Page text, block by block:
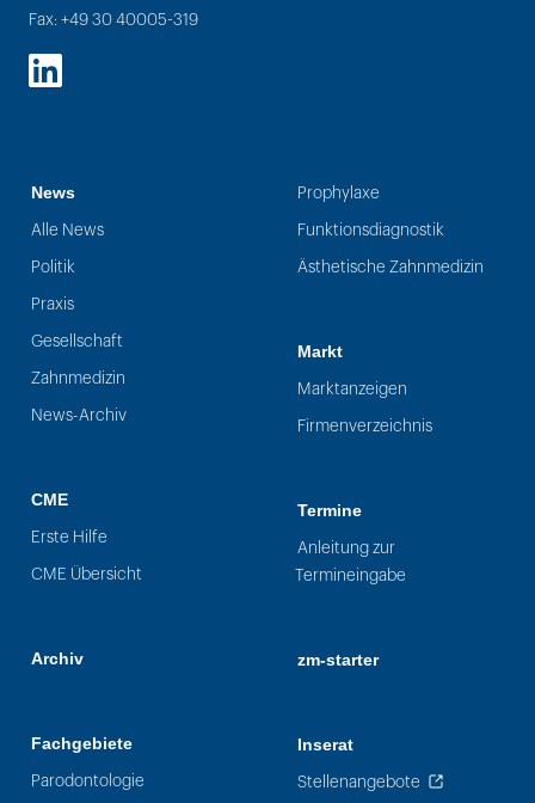
Fax: +49 30 40005-319
LinkedIn
News
Alle News
Politik
Praxis
Gesellschaft
Zahnmedizin
News-Archiv
CME
Erste Hilfe
CME Übersicht
Archiv
Fachgebiete
Parodontologie
Prophylaxe
Funktionsdiagnostik
Ästhetische Zahnmedizin
Markt
Marktanzeigen
Firmenverzeichnis
Termine
Anleitung zur
Termineingabe
zm-starter
Inserat
Stellenangebote